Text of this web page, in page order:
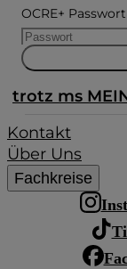
OCRE+ Passwort
trotz ms
Kontakt
Über Uns
Fachkreise